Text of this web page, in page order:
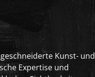
Kunst- und
Expertise und